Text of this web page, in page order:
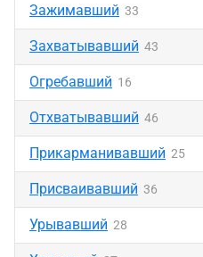
Зажимавший 33
Захватывавший 43
Огребавший 16
Отхватывавший 46
Прикарманивавший 25
Присваивавший 36
Урывавший 28